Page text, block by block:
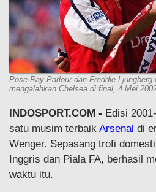
Pose Ray Parlour dan Freddie
mengalahkan Chelsea di final, 4 Mei
INDOSPORT.COM - Edisi
satu musim terbaik Arsenal di
Wenger. Sepasang trofi
Inggris dan Piala FA, berhasil
waktu itu.